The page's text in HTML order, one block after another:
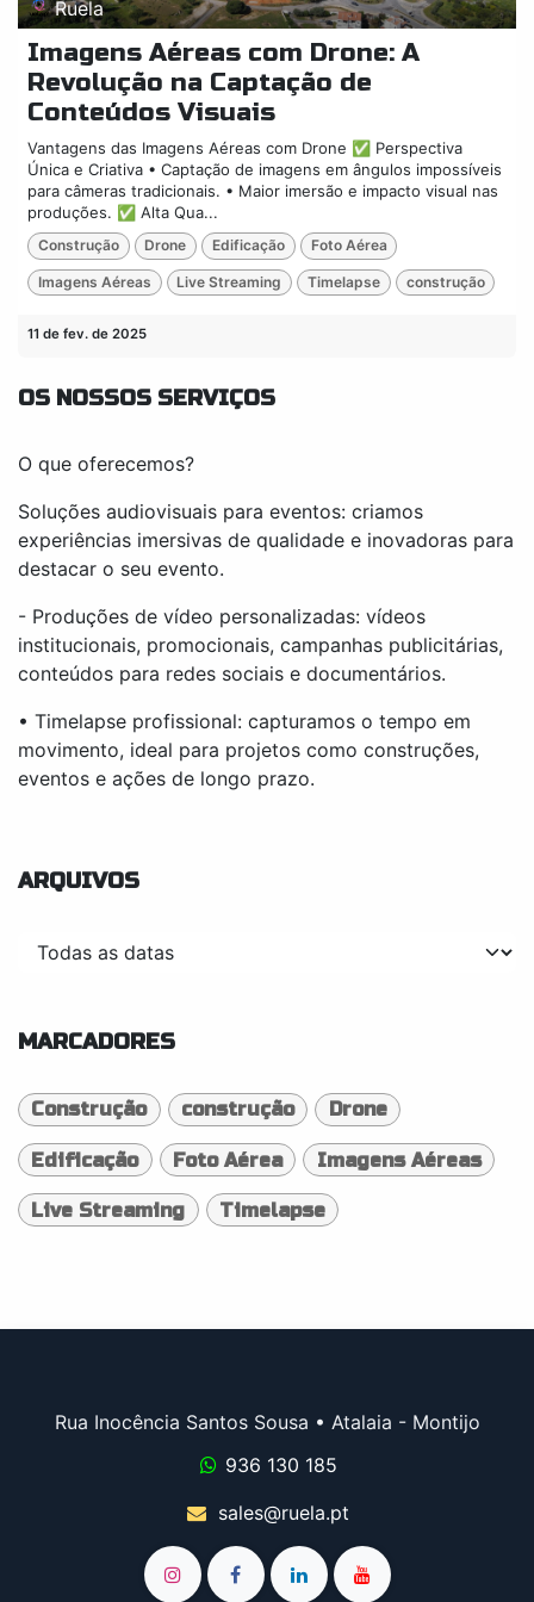
Ruela
Imagens Aéreas com Drone: A
Revolução na Captação de
Conteúdos Visuais
Vantagens das Imagens Aéreas com Drone ✅ Perspectiva
Única e Criativa • Captação de imagens em ângulos impossíveis
para câmeras tradicionais. • Maior imersão e impacto visual nas
produções. ✅ Alta Qua...
Construção Drone Edificação Foto Aérea
Imagens Aéreas Live Streaming Timelapse construção
11 de fev. de 2025
OS NOSSOS SERVIÇOS
O que oferecemos?
Soluções audiovisuais para eventos: criamos
experiências imersivas de qualidade e inovadoras para
destacar o seu evento.
- Produções de vídeo personalizadas: vídeos
institucionais, promocionais, campanhas publicitárias,
conteúdos para redes sociais e documentários.
• Timelapse profissional: capturamos o tempo em
movimento, ideal para projetos como construções,
eventos e ações de longo prazo.
ARQUIVOS
MARCADORES
Construção construção Drone
Edificação Foto Aérea Imagens Aéreas
Live Streaming Timelapse
Rua Inocência Santos Sousa • Atalaia - Montijo
936 130 185
sales@ruela.pt